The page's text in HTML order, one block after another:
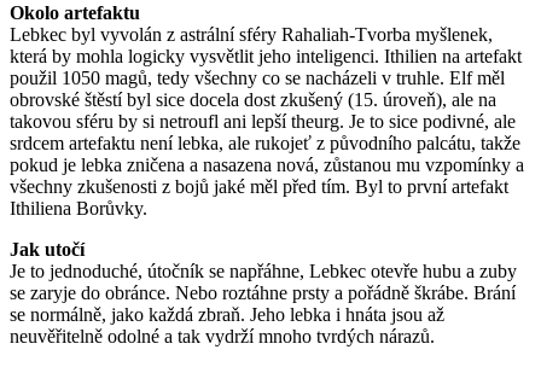
Okolo artefaktu
Lebkec byl vyvolán z astrální sféry Rahaliah-Tvorba myšlenek,
která by mohla logicky vysvětlit jeho inteligenci. Ithilien na artefakt
použil 1050 magů, tedy všechny co se nacházeli v truhle. Elf měl
obrovské štěstí byl sice docela dost zkušený (15. úroveň), ale na
takovou sféru by si netroufl ani lepší theurg. Je to sice podivné, ale
srdcem artefaktu není lebka, ale rukojeť z původního palcátu, takže
pokud je lebka zničena a nasazena nová, zůstanou mu vzpomínky a
všechny zkušenosti z bojů jaké měl před tím. Byl to první artefakt
Ithiliena Borůvky.
Jak utočí
Je to jednoduché, útočník se napřáhne, Lebkec otevře hubu a zuby
se zaryje do obránce. Nebo roztáhne prsty a pořádně škrábe. Brání
se normálně, jako každá zbraň. Jeho lebka i hnáta jsou až
neuvěřitelně odolné a tak vydrží mnoho tvrdých nárazů.